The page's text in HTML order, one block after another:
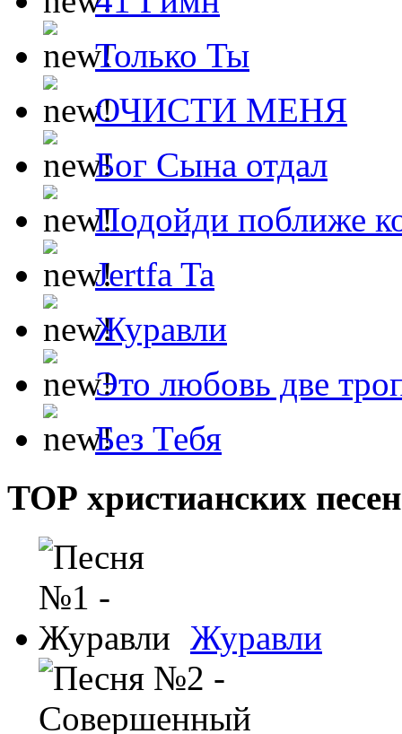
Только Ты
ОЧИСТИ МЕНЯ
Бог Сына отдал
Подойди поближе
Jertfa Ta
Журавли
Это любовь две
Без Тебя
ТОР христианских песен
Журавли